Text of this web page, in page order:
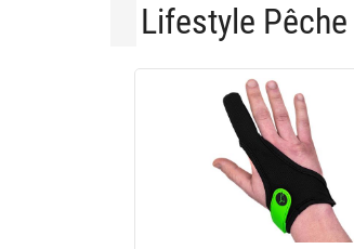
Lifestyle